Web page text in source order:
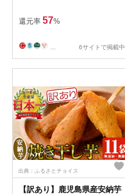
県 香南市 冷凍 yw-0104
還元率 57%
6サイトで掲載中
出典：ふるさとチョイス
【訳あり】鹿児島県産安納芋